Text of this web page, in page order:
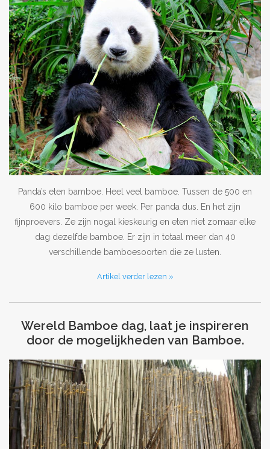
Panda’s eten bamboe. Heel veel bamboe. Tussen de 500 en
600 kilo bamboe per week. Per panda dus. En het zijn
fijnproevers. Ze zijn nogal kieskeurig en eten niet zomaar elke
dag dezelfde bamboe. Er zijn in totaal meer dan 40
verschillende bamboesoorten die ze lusten.
Artikel verder lezen »
Wereld Bamboe dag, laat je inspireren
door de mogelijkheden van Bamboe.